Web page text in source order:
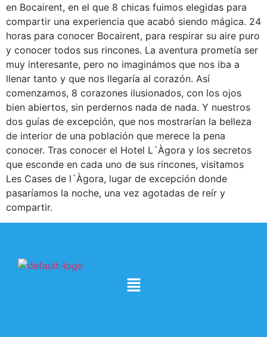
en Bocairent, en el que 8 chicas fuimos elegidas para
compartir una experiencia que acabó siendo mágica. 24
horas para conocer Bocairent, para respirar su aire puro
y conocer todos sus rincones. La aventura prometía ser
muy interesante, pero no imaginámos que nos iba a
llenar tanto y que nos llegaría al corazón. Así
comenzamos, 8 corazones ilusionados, con los ojos
bien abiertos, sin perdernos nada de nada. Y nuestros
dos guías de excepción, que nos mostrarían la belleza
de interior de una población que merece la pena
conocer. Tras conocer el Hotel L´Àgora y los secretos
que esconde en cada uno de sus rincones, visitamos
Les Cases de l´Àgora, lugar de excepción donde
pasaríamos la noche, una vez agotadas de reír y
compartir.